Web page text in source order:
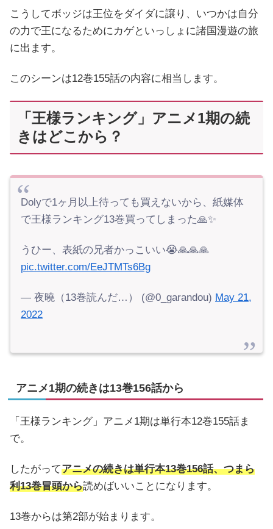
こうしてボッジは王位をダイダに譲り、いつかは自分
の力で王になるためにカゲといっしょに諸国漫遊の旅
に出ます。
このシーンは12巻155話の内容に相当します。
「王様ランキング」アニメ1期の続
きはどこから？
Dolyで1ヶ月以上待っても買えないから、紙媒体
で王様ランキング13巻買ってしまった🙏✨
うひー、表紙の兄者かっこいい😭🙏🙏🙏
pic.twitter.com/EeJTMTs6Bg
— 夜曉（13巻読んだ…） (@0_garandou) May 21,
2022
アニメ1期の続きは13巻156話から
「王様ランキング」アニメ1期は単行本12巻155話ま
で。
したがってアニメの続きは単行本13巻156話、つまら
利13巻冒頭から読めばいいことになります。
13巻からは第2部が始まります。